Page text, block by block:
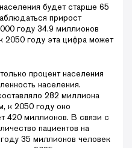
будет старше 65
прирост
году 34.9 миллионов
году эта цифра может
процент населения
населения.
282 миллиона
к 2050 году оно
420 миллионов. В связи с
пациентов на
35 миллионов человек